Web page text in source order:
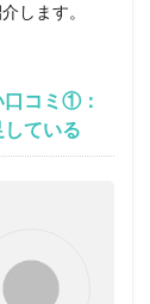
します。
口コミ①：
ている